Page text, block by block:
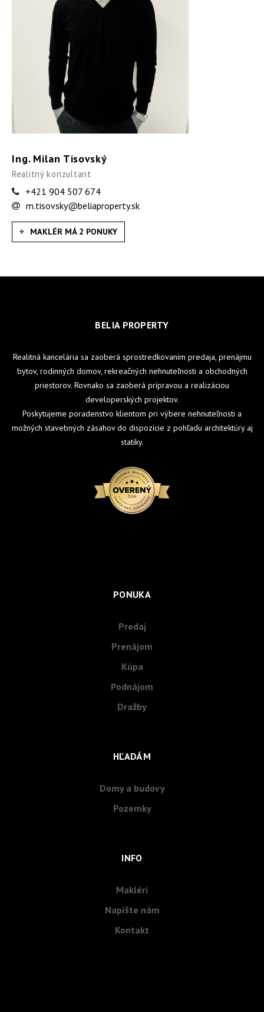
Ing. Milan Tisovský
Realitný konzultant
+421 904 507 674
m.tisovsky@beliaproperty.sk
MAKLÉR MÁ 2 PONUKY
BELIA PROPERTY
Realitná kancelária sa zaoberá sprostredkovaním predaja, prenájmu
bytov, rodinných domov, rekreačných nehnuteľnosti a obchodných
priestorov. Rovnako sa zaoberá prípravou a realizáciou
developerských projektov.
Poskytujeme poradenstvo klientom pri výbere nehnuteľnosti a
možných stavebných zásahov do dispozície z pohľadu architektúry aj
statiky.
PONUKA
Predaj
Prenájom
Kúpa
Podnájom
Dražby
HĽADÁM
Domy a budovy
Pozemky
INFO
Makléri
Napíšte nám
Kontakt